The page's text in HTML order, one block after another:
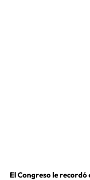
El Congreso le recordó